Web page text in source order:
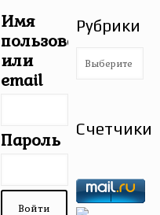
Имя
пользователя
или
email
Пароль
Рубрики
Рубрики
Счетчики